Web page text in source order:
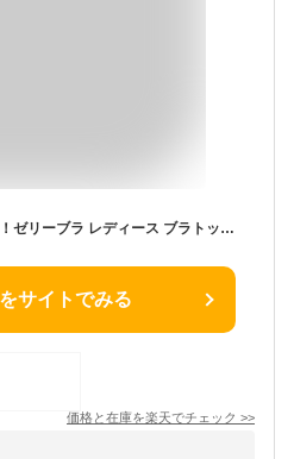
ノンワイヤーブラ 薄くて軽い！ゼリーブラ レディース ブラトップ シームレスブラ 無縫製ブラ 接触冷感 締め付けない 授乳ブラ 育乳ブラ 脇高補正ブラ 脇肉対策 バストケア 蒸れない 冷感ブラジャー 下着 洗濯機OK 吸湿速乾
サイトでみる
価格と在庫を楽天でチェック >>